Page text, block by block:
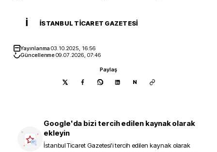
İ İSTANBUL TICARET GAZETESI
Yayınlanma03.10.2025, 16:56
Güncellenme09.07.2026, 07:46
Paylaş
N
Google'da bizi tercih edilen kaynak olarak
ekleyin
İstanbul Ticaret Gazetesi'i tercih edilen kaynak olarak